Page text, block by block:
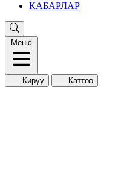
КАБАРЛАР
Меню
Кирүү Каттоо